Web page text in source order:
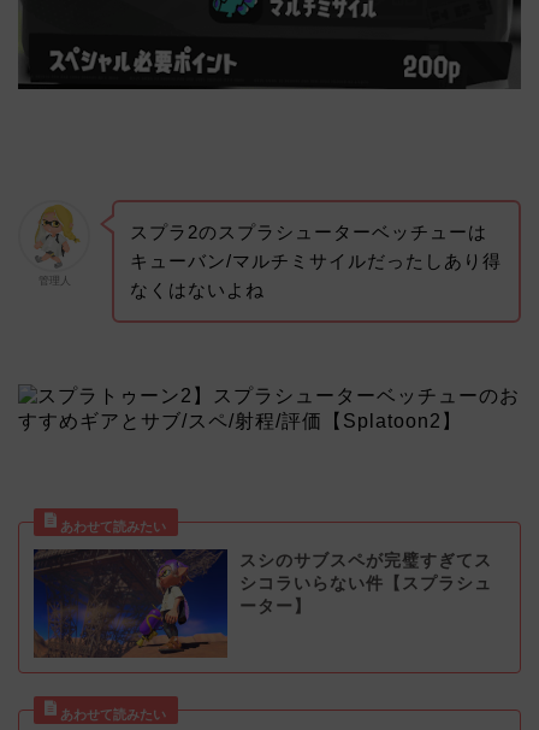
管理人
スプラ2のスプラシューターベッチューは
キューバン/マルチミサイルだったしあり得
なくはないよね
スシのサブスペが完璧すぎてス
シコラいらない件【スプラシュ
ーター】